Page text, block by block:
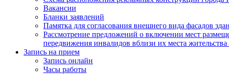
Вакансии
Бланки заявлений
Памятка для согласования внешнего вида фасадов
Рассмотрение предложений о включении мест
передвижения инвалидов вблизи их места
Запись на прием
Запись онлайн
Часы работы